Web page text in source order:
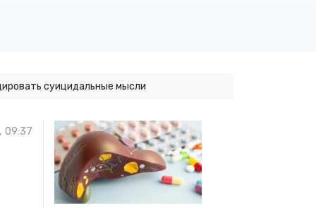
суицидальные мысли
09:37